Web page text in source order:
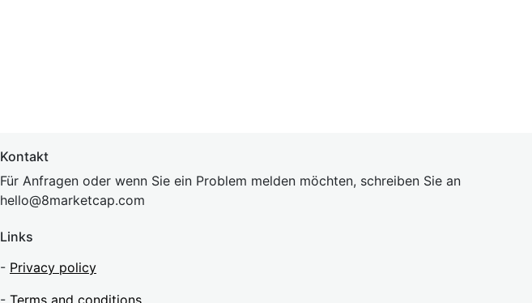
Kontakt
Für Anfragen oder wenn Sie ein Problem melden möchten, schreiben Sie an
hello@8marketcap.com
Links
- Privacy policy
- Terms and conditions